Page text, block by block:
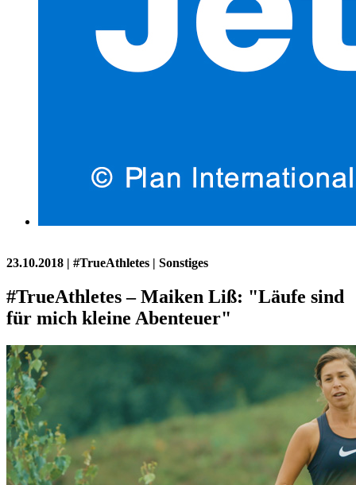
23.10.2018 | #TrueAthletes | Sonstiges
#TrueAthletes – Maiken Liß: "Läufe sind
für mich kleine Abenteuer"